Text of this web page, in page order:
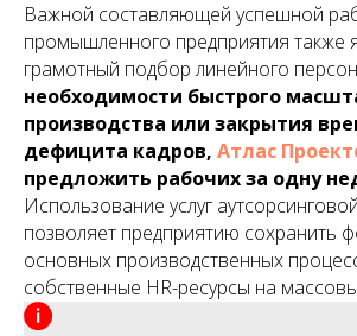
Важной составляющей успешной
промышленного предприятия также
грамотный подбор линейного
необходимости быстрого
производства или закрытия
дефицита кадров, Атлас
предложить рабочих за одну
Использование услуг
позволяет предприятию сохранить
основных производственных
собственные HR-ресурсы на